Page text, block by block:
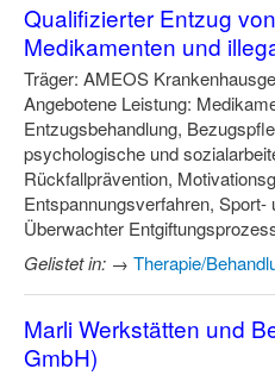
Qualifizierter Entzug
Medikamenten und
Träger: AMEOS
Angebotene Leistung:
Entzugsbehandlung,
psychologische und
Rückfallprävention,
Entspannungsverfahren, Sport-
Überwachter
Gelistet in: → Therapie/
Marli Werkstätten und
GmbH)